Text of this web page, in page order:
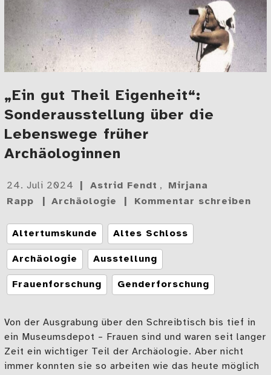
„Ein gut Theil Eigenheit“:
Sonderausstellung über die
Lebenswege früher
Archäologinnen
Gepostet
am
24. Juli 2024 Astrid Fendt ,
Mirjana
Rapp
Archäologie Kommentar schreiben
Tags
Altertumskunde Altes Schloss
Archäologie Ausstellung
Frauenforschung Genderforschung
Von der Ausgrabung über den Schreibtisch bis tief in
ein Museumsdepot – Frauen sind und waren seit langer
Zeit ein wichtiger Teil der Archäologie. Aber nicht
immer konnten sie so arbeiten wie das heute möglich